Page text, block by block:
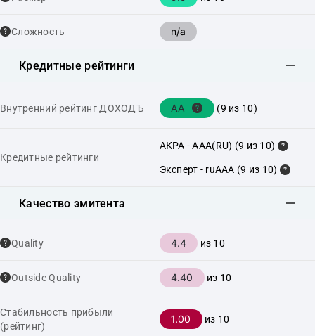
Сложность n/a
Кредитные рейтинги
Внутренний рейтинг ДОХОДЪ AA (9 из 10)
Кредитные рейтинги
АКРА - AAA(RU) (9 из 10)
Эксперт - ruAAA (9 из 10)
Качество эмитента
Quality 4.4 из 10
Outside Quality 4.40 из 10
Стабильность прибыли
(рейтинг)
1.00 из 10